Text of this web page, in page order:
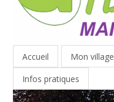
Accueil Mon village
Infos pratiques